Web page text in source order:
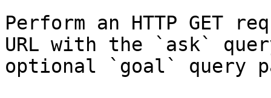
Perform an HTTP GET
URL with the `ask`
optional `goal` query